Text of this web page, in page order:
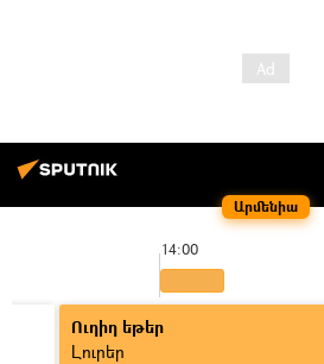
Արմենիա
14:00
Ուղիղ եթեր
Լուրեր